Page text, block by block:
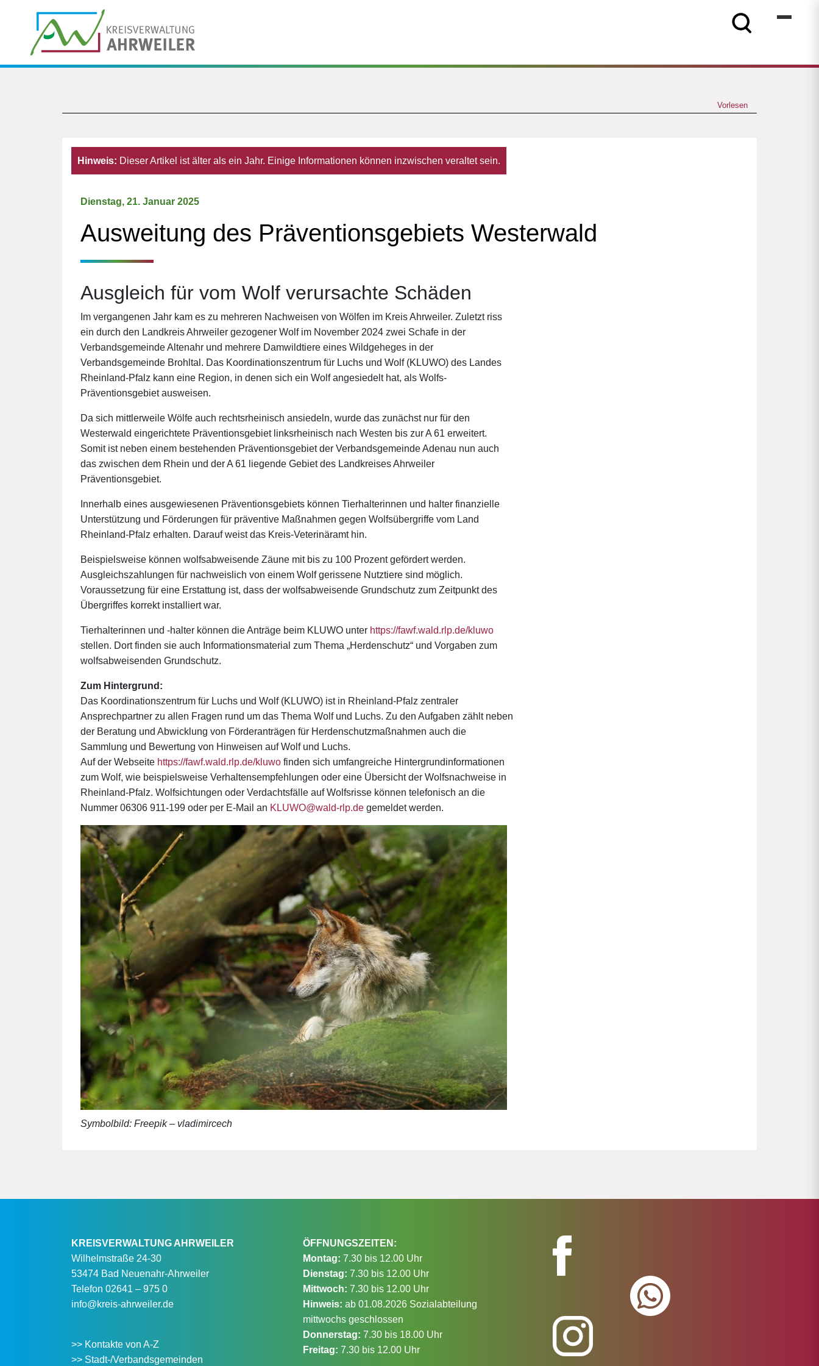
Vorlesen
Hinweis: Dieser Artikel ist älter als ein Jahr. Einige Informationen können inzwischen veraltet sein.
Dienstag, 21. Januar 2025
Ausweitung des Präventionsgebiets Westerwald
Ausgleich für vom Wolf verursachte Schäden
Im vergangenen Jahr kam es zu mehreren Nachweisen von Wölfen im Kreis Ahrweiler. Zuletzt riss
ein durch den Landkreis Ahrweiler gezogener Wolf im November 2024 zwei Schafe in der
Verbandsgemeinde Altenahr und mehrere Damwildtiere eines Wildgeheges in der
Verbandsgemeinde Brohltal. Das Koordinationszentrum für Luchs und Wolf (KLUWO) des Landes
Rheinland-Pfalz kann eine Region, in denen sich ein Wolf angesiedelt hat, als Wolfs-
Präventionsgebiet ausweisen.
Da sich mittlerweile Wölfe auch rechtsrheinisch ansiedeln, wurde das zunächst nur für den
Westerwald eingerichtete Präventionsgebiet linksrheinisch nach Westen bis zur A 61 erweitert.
Somit ist neben einem bestehenden Präventionsgebiet der Verbandsgemeinde Adenau nun auch
das zwischen dem Rhein und der A 61 liegende Gebiet des Landkreises Ahrweiler
Präventionsgebiet.
Innerhalb eines ausgewiesenen Präventionsgebiets können Tierhalterinnen und halter finanzielle
Unterstützung und Förderungen für präventive Maßnahmen gegen Wolfsübergriffe vom Land
Rheinland-Pfalz erhalten. Darauf weist das Kreis-Veterinäramt hin.
Beispielsweise können wolfsabweisende Zäune mit bis zu 100 Prozent gefördert werden.
Ausgleichszahlungen für nachweislich von einem Wolf gerissene Nutztiere sind möglich.
Voraussetzung für eine Erstattung ist, dass der wolfsabweisende Grundschutz zum Zeitpunkt des
Übergriffes korrekt installiert war.
Tierhalterinnen und -halter können die Anträge beim KLUWO unter https://fawf.wald.rlp.de/kluwo
stellen. Dort finden sie auch Informationsmaterial zum Thema „Herdenschutz“ und Vorgaben zum
wolfsabweisenden Grundschutz.
Zum Hintergrund:
Das Koordinationszentrum für Luchs und Wolf (KLUWO) ist in Rheinland-Pfalz zentraler
Ansprechpartner zu allen Fragen rund um das Thema Wolf und Luchs. Zu den Aufgaben zählt neben
der Beratung und Abwicklung von Förderanträgen für Herdenschutzmaßnahmen auch die
Sammlung und Bewertung von Hinweisen auf Wolf und Luchs.
Auf der Webseite https://fawf.wald.rlp.de/kluwo finden sich umfangreiche Hintergrundinformationen
zum Wolf, wie beispielsweise Verhaltensempfehlungen oder eine Übersicht der Wolfsnachweise in
Rheinland-Pfalz. Wolfsichtungen oder Verdachtsfälle auf Wolfsrisse können telefonisch an die
Nummer 06306 911-199 oder per E-Mail an KLUWO@wald-rlp.de gemeldet werden.
Symbolbild: Freepik – vladimircech
KREISVERWALTUNG AHRWEILER
Wilhelmstraße 24-30
53474 Bad Neuenahr-Ahrweiler
Telefon 02641 – 975 0
info@kreis-ahrweiler.de
>> Kontakte von A-Z
>> Stadt-/Verbandsgemeinden
ÖFFNUNGSZEITEN:
Montag: 7.30 bis 12.00 Uhr
Dienstag: 7.30 bis 12.00 Uhr
Mittwoch: 7.30 bis 12.00 Uhr
Hinweis: ab 01.08.2026 Sozialabteilung
mittwochs geschlossen
Donnerstag: 7.30 bis 18.00 Uhr
Freitag: 7.30 bis 12.00 Uhr